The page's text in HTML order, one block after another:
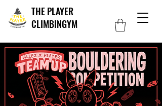
THE PLAYER
CLIMBINGYM